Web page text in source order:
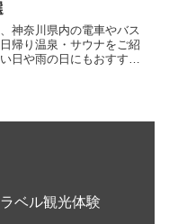
神奈川県内の電車やバス
帰り温泉・サウナをご紹
日や雨の日にもおすすめ
ベル観光体験